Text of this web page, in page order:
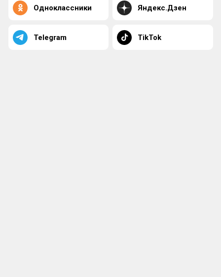
Одноклассники Яндекс.Дзен
Telegram TikTok